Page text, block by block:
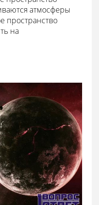
атмосферы
пространство
на